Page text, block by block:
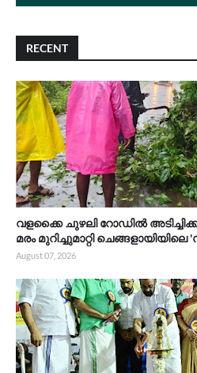
RECENT
വളക്കൈ ചുഴലി റോഡിൽ
മരം മുറിച്ചുമാറ്റി
August 07, 2026